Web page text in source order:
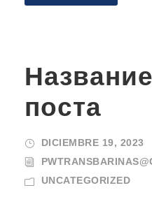
поста
DICIEMBRE 19, 2023
UNCATEGORIZED